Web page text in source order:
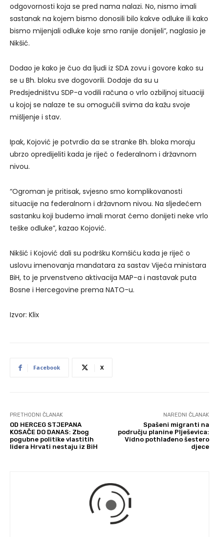
odgovornosti koja se pred nama nalazi. No, nismo imali
sastanak na kojem bismo donosili bilo kakve odluke ili kako
bismo mijenjali odluke koje smo ranije donijeli”, naglasio je
Nikšić.
Dodao je kako je čuo da ljudi iz SDA zovu i govore kako su
se u Bh. bloku sve dogovorili. Dodaje da su u
Predsjedništvu SDP-a vodili računa o vrlo ozbiljnoj situaciji
u kojoj se nalaze te su omogućili svima da kažu svoje
mišljenje i stav.
Ipak, Kojović je potvrdio da se stranke Bh. bloka moraju
ubrzo opredijeliti kada je riječ o federalnom i državnom
nivou.
“Ogroman je pritisak, svjesno smo komplikovanosti
situacije na federalnom i državnom nivou. Na sljedećem
sastanku koji budemo imali morat ćemo donijeti neke vrlo
teške odluke”, kazao Kojović.
Nikšić i Kojović dali su podršku Komšiću kada je riječ o
uslovu imenovanja mandatara za sastav Vijeća ministara
BiH, to je prvenstveno aktivacija MAP-a i nastavak puta
Bosne i Hercegovine prema NATO-u.
Izvor: Klix
Facebook X
PRETHODNI ČLANAK
OD HERCEG STJEPANA
KOSAČE DO DANAS: Zbog
pogubne politike vlastitih
lidera Hrvati nestaju iz BiH
NAREDNI ČLANAK
Spašeni migranti na
području planine Plješevica:
Vidno pothlađeno šestero
djece